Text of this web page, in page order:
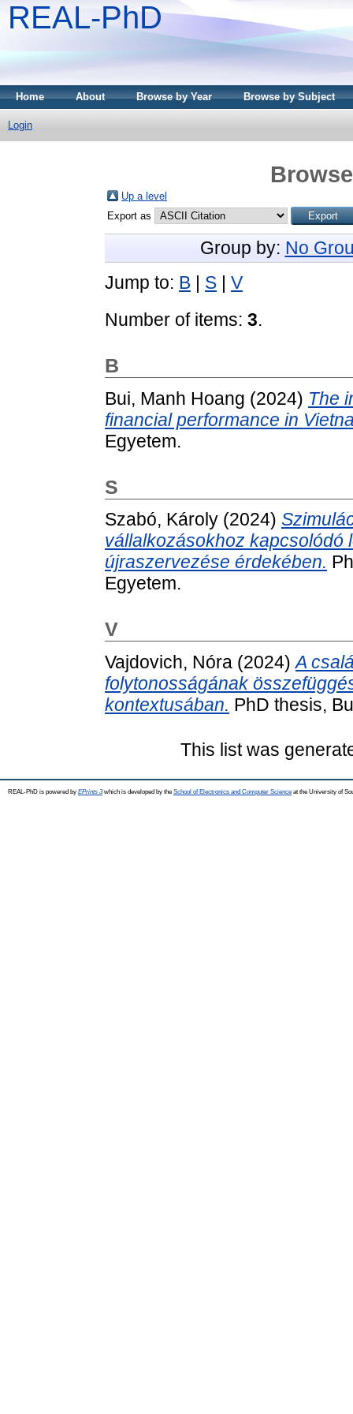
REAL-PhD
Home About Browse by Year Browse by Subject
Login
Up a level
Export as
Group by: No
Jump to: B | S | V
Number of items: 3.
B
Bui, Manh Hoang (2024) The
financial performance in
Egyetem.
S
Szabó, Károly (2024)
vállalkozásokhoz kapcsolódó
újraszervezése érdekében.
Egyetem.
V
Vajdovich, Nóra (2024)A
folytonosságának
kontextusában. PhD thesis,
This list was
REAL-PhD is powered by EPrints 3which is developed by the School of Electronics and Computer Science at the University of